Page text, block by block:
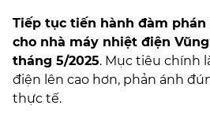
Tiếp tục tiến hành đàm phán
cho nhà máy nhiệt điện Vũng
tháng 5/2025. Mục tiêu chính
điện lên cao hơn, phản ánh
thực tế.